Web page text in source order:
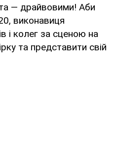
— драйвовими! Аби
виконавиця
і колег за сценою на
та представити свій